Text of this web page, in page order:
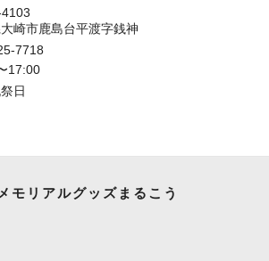
崎市鹿島台平渡字銭神
7718
17:00
日
モリアルグッズまるこう